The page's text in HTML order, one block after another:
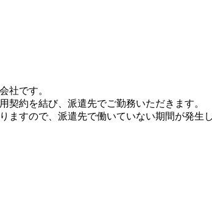
社です。
約を結び、派遣先でご勤務いただきます。
ますので、派遣先で働いていない期間が発生